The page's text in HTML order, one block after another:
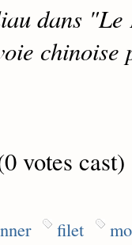
dans "Le
votes cast)
filet